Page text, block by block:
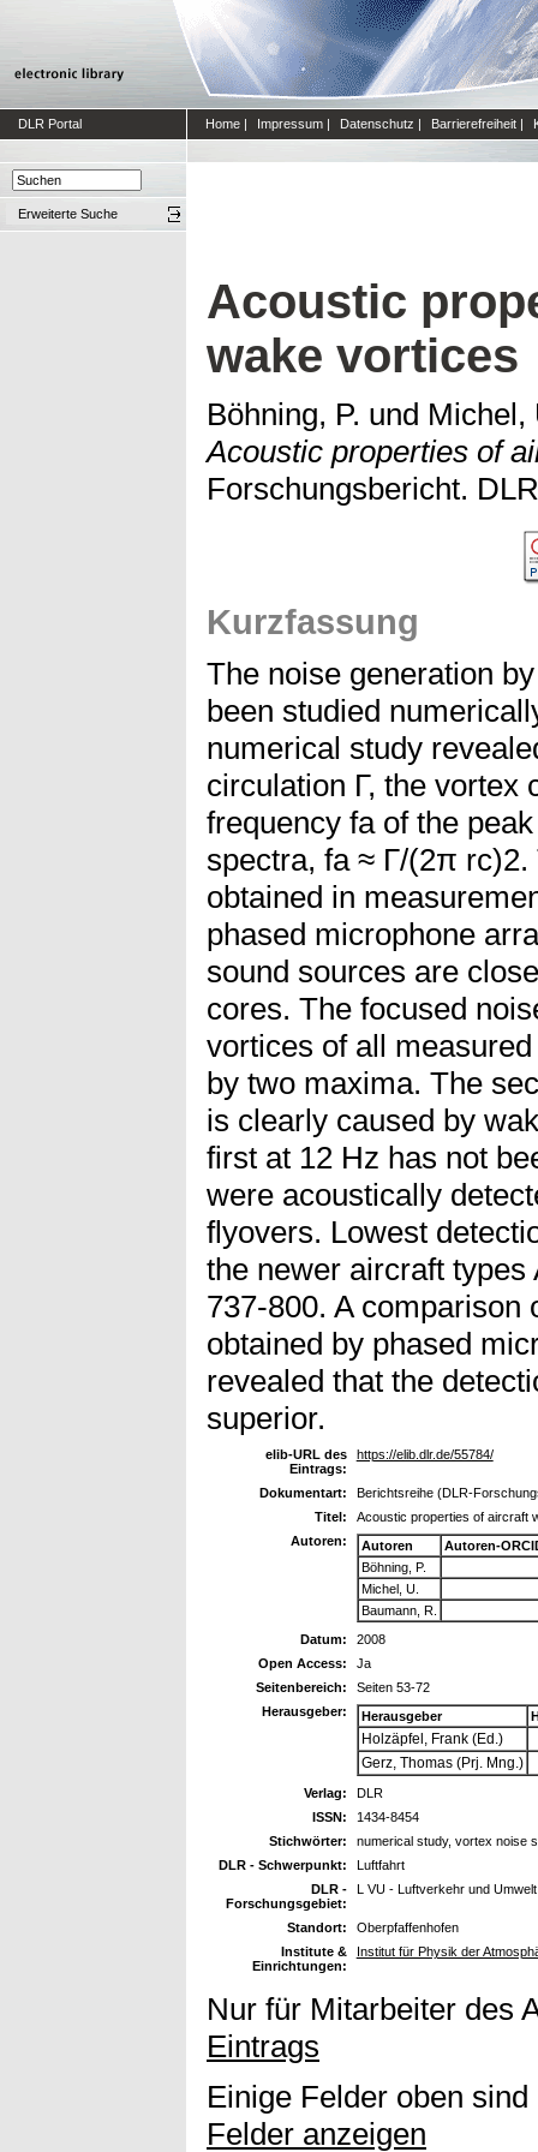
DLR Portal Home | Impressum | Datenschutz | Barrierefreiheit |
Erweiterte Suche
Acoustic
wake vortices
Böhning, P. und Michel,
Acoustic properties of
Forschungsbericht.
Kurzfassung
The noise generation
been studied
numerical study
circulation Γ, the vortex
frequency fa of the
spectra, fa ≈ Γ/(2π
obtained in
phased microphone
sound sources are
cores. The focused
vortices of all
by two maxima. The
is clearly caused by
first at 12 Hz has not
were acoustically
flyovers. Lowest
the newer aircraft types
737-800. A comparison
obtained by phased
revealed that the
superior.
elib-URL des
Eintrags:
https://elib.dlr.de/55784/
Dokumentart:
Berichtsreihe (DLR-
Titel:
Acoustic properties of aircraft
Autoren:
Autoren
Autoren-
Böhning, P.
Michel, U.
Baumann, R.
Datum:
2008
Open Access:
Ja
Seitenbereich:
Seiten 53-72
Herausgeber:
Herausgeber
Holzäpfel, Frank (Ed.)
Gerz, Thomas (Prj. Mng.)
Verlag:
DLR
ISSN:
1434-8454
Stichwörter:
numerical study, vortex noise
DLR - Schwerpunkt:
Luftfahrt
DLR -
Forschungsgebiet:
L VU - Luftverkehr und Umwelt
Standort:
Oberpfaffenhofen
Institute &
Einrichtungen:
Institut für Physik der
Nur für Mitarbeiter des
Eintrags
Einige Felder oben
Felder anzeigen